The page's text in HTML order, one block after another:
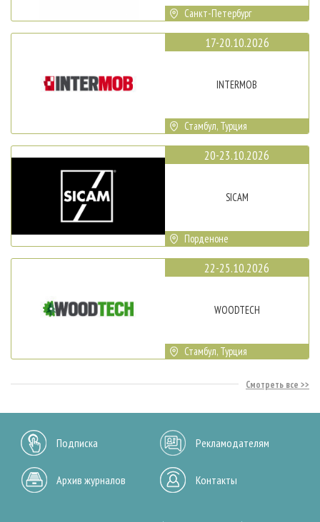
Санкт-Петербург
17-20.10.2026
INTERMOB
Стамбул, Турция
20-23.10.2026
SICAM
Порденоне
22-25.10.2026
WOODTECH
Стамбул, Турция
Смотреть все
Подписка Рекламодателям
Архив журналов Контакты